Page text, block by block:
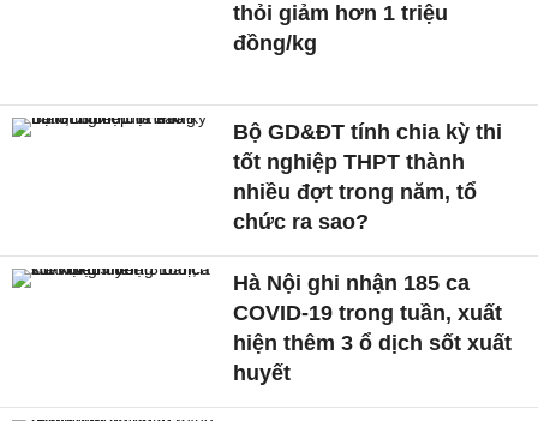
thỏi giảm hơn 1 triệu
đồng/kg
Bộ GD&ĐT tính chia kỳ thi
tốt nghiệp THPT thành
nhiều đợt trong năm, tổ
chức ra sao?
Hà Nội ghi nhận 185 ca
COVID-19 trong tuần, xuất
hiện thêm 3 ổ dịch sốt xuất
huyết